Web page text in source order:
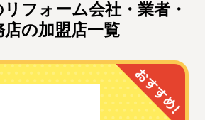
フォーム会社・業者・
店の加盟店一覧